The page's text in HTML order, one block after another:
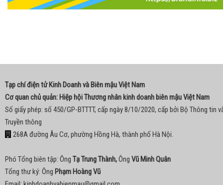
Tạp chí điện tử Kinh Doanh và Biên mậu Việt Nam
Cơ quan chủ quản: Hiệp hội Thương nhân kinh doanh biên mậu Việt Nam
Số giấy phép: số 450/GP-BTTTT, cấp ngày 8/10/2020, cấp bởi Bộ Thông tin
Truyền thông
268A đường Âu Cơ, phường Hồng Hà, thành phố Hà Nội.
Phó Tổng biên tập: Ông Tạ Trung Thành,Ông Vũ Minh Quân
Tổng thư ký: Ông Phạm Hoàng Vũ